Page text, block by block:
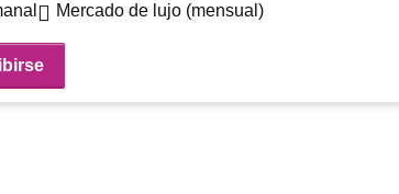
Mercado de lujo (mensual)